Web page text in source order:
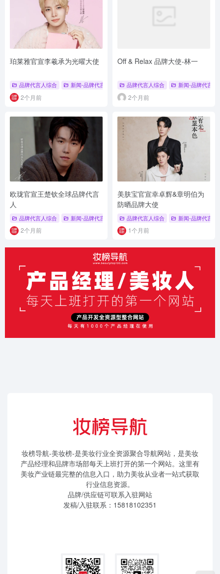
珀莱雅官宣李羲承为光曜大使
品牌代言人综合 新闻-品牌代言人 # 品牌代言人 # 气垫 # 珀莱雅
2个月前
Off & Relax 品牌大使-林一
品牌代言人综合 新闻-品牌代言人
2个月前
欧珑官宣王楚钦全球品牌代言
人
品牌代言人综合 新闻-品牌代言人 # 品牌代言人 # 王楚钦 # 欧珑
2个月前
美肤宝官宣幸卓辉&章明伯为
防晒品牌大使
品牌代言人综合 新闻-品牌代言人
1个月前
妆榜导航-美妆榜-是美妆行业全资源聚合导航网站，是美妆
产品经理和品牌市场部每天上班打开的第一个网站。这里有
美妆产业链最完整的信息入口，助力美妆从业者一站式获取
行业信息资源。
品牌/供应链可联系入驻网站
发稿/入驻联系：15818102351